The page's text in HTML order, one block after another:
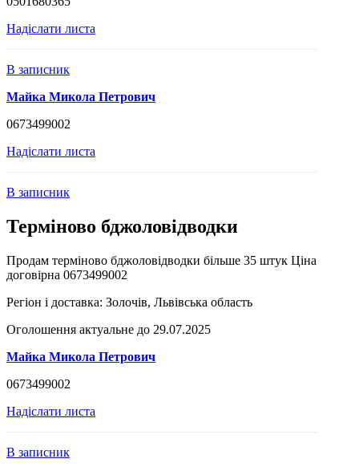
Надіслати листа
В записник
Майка Микола Петрович
0673499002
Надіслати листа
В записник
Терміново бджоловідводки
Продам терміново бджоловідводки більше 35 штук Ціна
договірна 0673499002
Регіон і доставка: Золочів, Львівська область
Оголошення актуальне до 29.07.2025
Майка Микола Петрович
0673499002
Надіслати листа
В записник